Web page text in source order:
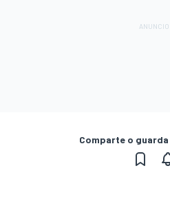
Comparte o